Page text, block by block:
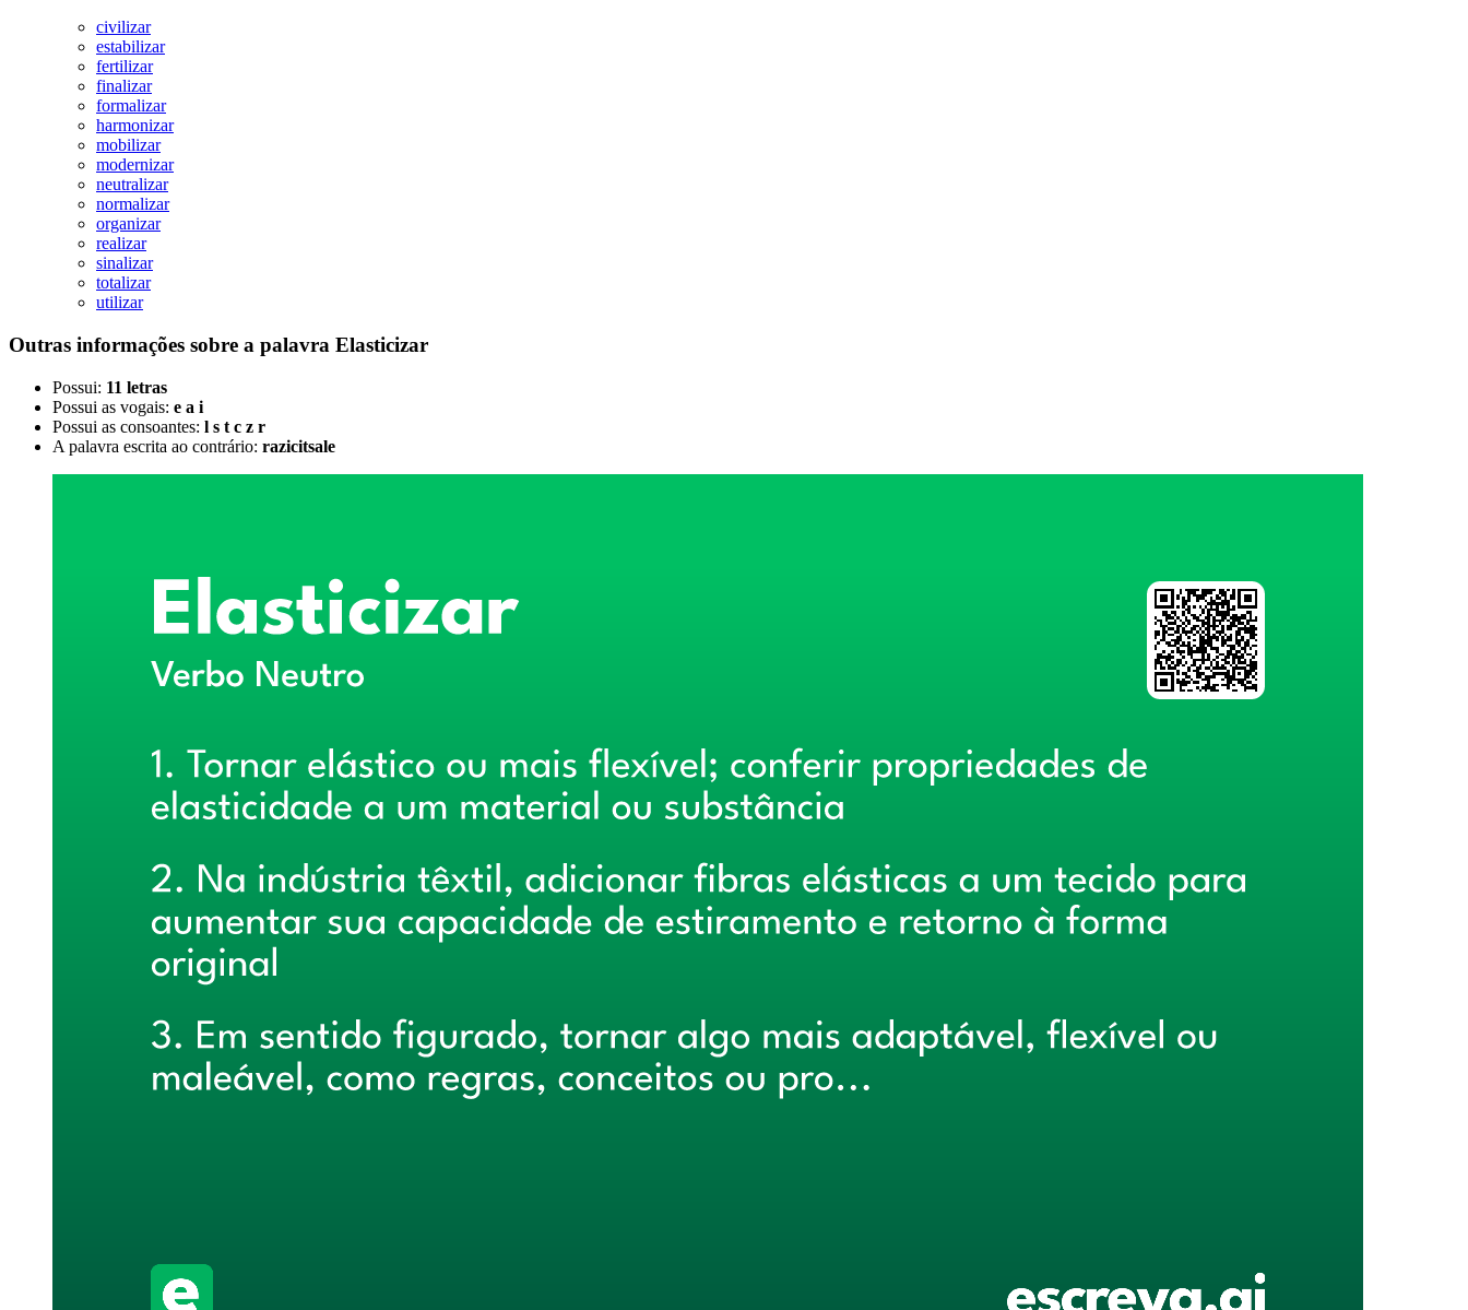
civilizar
estabilizar
fertilizar
finalizar
formalizar
harmonizar
mobilizar
modernizar
neutralizar
normalizar
organizar
realizar
sinalizar
totalizar
utilizar
Outras informações sobre a palavra Elasticizar
Possui: 11 letras
Possui as vogais: e a i
Possui as consoantes: l s t c z r
A palavra escrita ao contrário: razicitsale